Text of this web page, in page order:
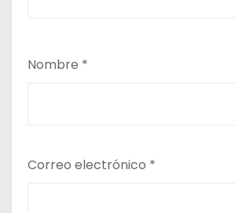
Nombre *
Correo electrónico *